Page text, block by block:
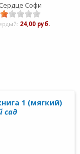
Сердце Софи
24,00 руб.
1 (мягкий)
сад